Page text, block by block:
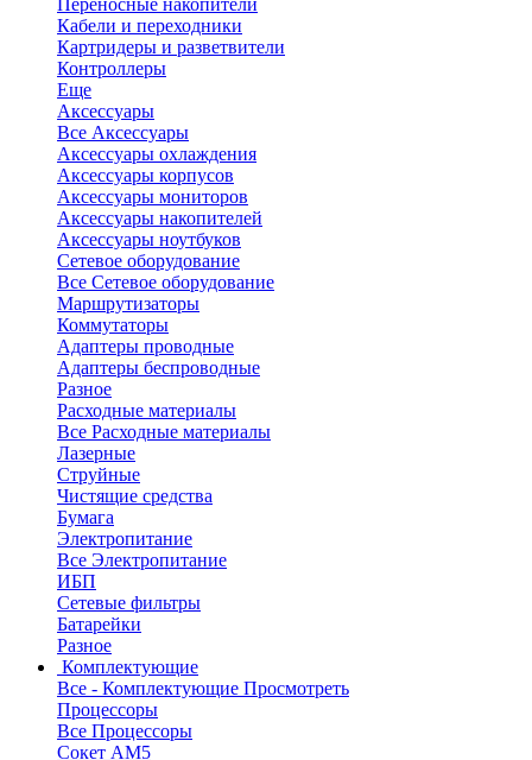
Переносные накопители
Кабели и переходники
Картридеры и разветвители
Контроллеры
Еще
Аксессуары
Все Аксессуары
Аксессуары охлаждения
Аксессуары корпусов
Аксессуары мониторов
Аксессуары накопителей
Аксессуары ноутбуков
Сетевое оборудование
Все Сетевое оборудование
Маршрутизаторы
Коммутаторы
Адаптеры проводные
Адаптеры беспроводные
Разное
Расходные материалы
Все Расходные материалы
Лазерные
Струйные
Чистящие средства
Бумага
Электропитание
Все Электропитание
ИБП
Сетевые фильтры
Батарейки
Разное
Комплектующие
Все - Комплектующие Просмотреть
Процессоры
Все Процессоры
Сокет АМ5